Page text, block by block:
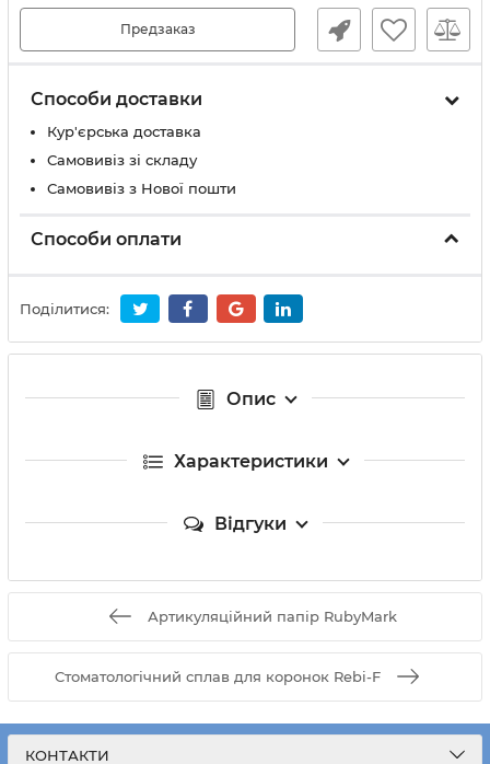
Предзаказ
Способи доставки
Кур'єрська доставка
Самовивіз зі складу
Самовивіз з Нової пошти
Способи оплати
Поділитися:
Опис
Характеристики
Відгуки
Артикуляційний папір RubyMark
Cтоматологічний сплав для коронок Rebi-F
КОНТАКТИ